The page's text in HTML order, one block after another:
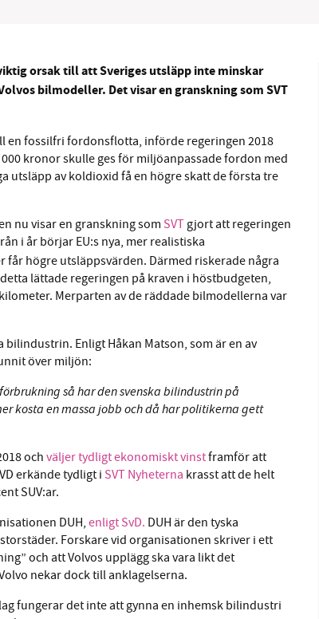
orsak till att Sveriges utsläpp inte minskar
bilmodeller. Det visar en granskning som SVT
en fossilfri fordonsflotta, införde regeringen 2018
kronor skulle ges för miljöanpassade fordon med
utsläpp av koldioxid få en högre skatt de första tre
nu visar en granskning som SVT gjort att regeringen
i år börjar EU:s nya, mer realistiska
högre utsläppsvärden. Därmed riskerade några
lättade regeringen på kraven i höstbudgeten,
Merparten av de räddade bilmodellerna var
Enligt Håkan Matson, som är en av
över miljön:
så har den svenska bilindustrin på
kosta en massa jobb och då har politikerna gett
och väljer tydligt ekonomiskt vinstframför att
erkände tydligt i SVT Nyheterna krasst att de helt
SUV:ar.
DUH, enligt SvD. DUH är den tyska
Forskare vid organisationen skriver i ett
och att Volvos upplägg ska vara likt det
nekar dock till anklagelserna.
fungerar det inte att gynna en inhemsk bilindustri
och granskningar. Nu vill vi utveckla vårt
och vi hoppas att du vill hjälpa oss.
Stötta vårt arbete genom att swisha en slant till
1231368703